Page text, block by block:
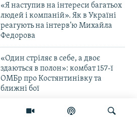
«Я наступив на інтереси багатьох
людей і компаній». Як в Україні
реагують на інтерв’ю Михайла
Федорова
«Один стріляє в себе, а двоє
здаються в полон»: комбат 157-ї
ОМБр про Костянтинівку та
ближні бої
«Повільне прогризання». Армія